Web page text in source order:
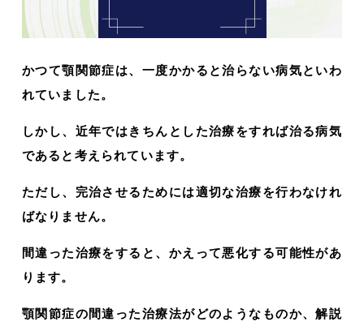
かつて顎関節症は、一度かかると治らない病気といわ
れていました。
しかし、近年ではきちんとした治療をすれば治る病気
であると考えられています。
ただし、完治させるためには適切な治療を行わなけれ
ばなりません。
間違った治療をすると、かえって悪化する可能性があ
ります。
顎関節症の間違った治療法がどのようなものか、解説